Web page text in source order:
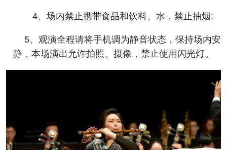
4、场内禁止携带食品和饮料、水，禁止抽烟;
5、观演全程请将手机调为静音状态，保持场内安
静，本场演出允许拍照、摄像，禁止使用闪光灯。